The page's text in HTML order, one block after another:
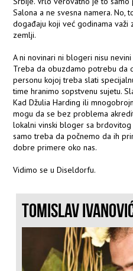
Salona a ne svesna namera. No,
događaju koji već godinama važi
zemlji.
A ni novinari ni blogeri nisu
Treba da obuzdamo potrebu da
personu kojoj treba slati
time hranimo sopstvenu sujetu.
Kad Džulia Harding ili
mogu da se bez problema
lokalni vinski bloger sa
samo treba da počnemo da ih
dobre primere oko nas.
Vidimo se u Diseldorfu.
TOMISLAV